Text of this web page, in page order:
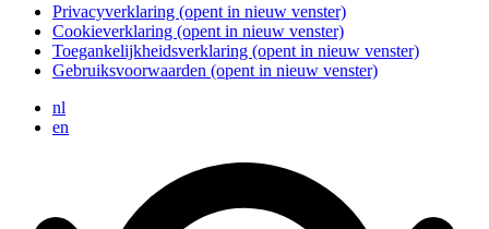
Privacyverklaring (opent in nieuw venster)
Cookieverklaring (opent in nieuw venster)
Toegankelijkheidsverklaring (opent in nieuw venster)
Gebruiksvoorwaarden (opent in nieuw venster)
nl
en